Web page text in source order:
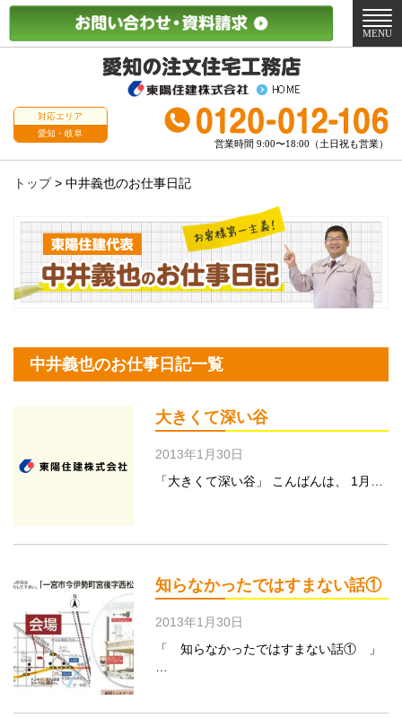
対応エリア
愛知・岐阜
営業時間 9:00〜18:00（土日祝も営業）
メ
ニ
MENU
トップ> 中井義也のお仕事日記
中井義也のお仕事日記一覧
大きくて深い谷
2013年1月30日
「大きくて深い谷」 こんばんは、 1月…
知らなかったではすまない話①
2013年1月30日
「 知らなかったではすまない話① 」
…